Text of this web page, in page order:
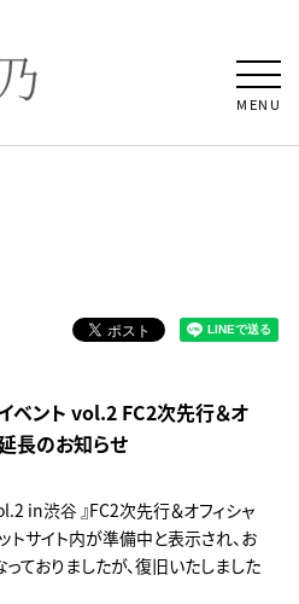
MENU
ベント vol.2 FC2次先行＆オ
長のお知らせ
in渋谷 』FC2次先行＆オフィシャ
トサイト内が準備中と表示され、お
ておりましたが、復旧いたしました